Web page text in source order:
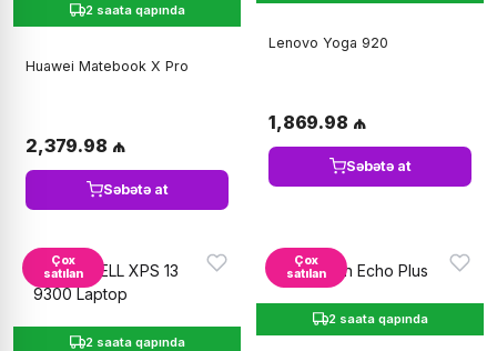
2 saata qapında
Huawei Matebook X Pro
2,379.98 ₼
Səbətə at
Lenovo Yoga 920
1,869.98 ₼
Səbətə at
Çox
satılan
2 saata qapında
Çox
satılan
2 saata qapında